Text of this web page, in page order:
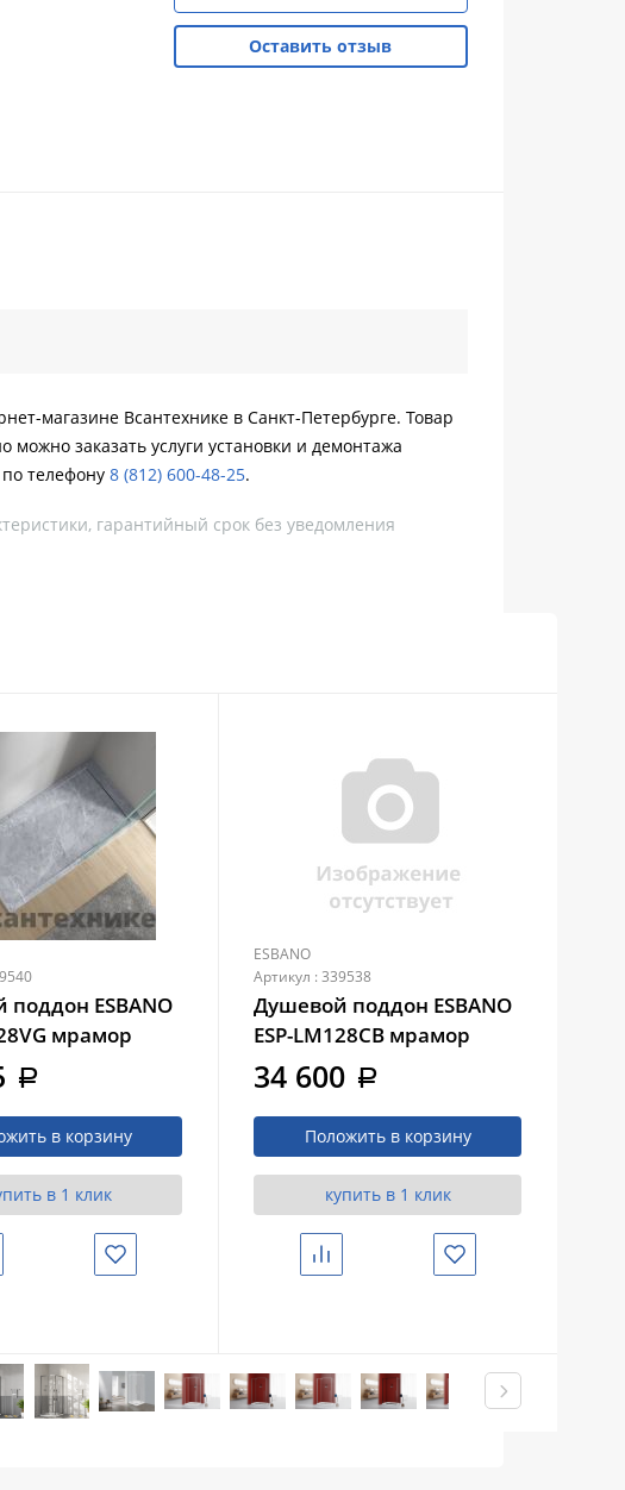
Оставить отзыв
магазине Всантехнике в Санкт-Петербурге. Товар
заказать услуги установки и демонтажа
телефону 8 (812) 600-48-25.
гарантийный срок без уведомления
ESBANO
мрамор
искусственного
a
в корзину
в 1 клик
Избранное
ESBANO
Артикул : 339538
Душевой поддон ESBANO
ESP-LM128CB мрамор
белый, из искусственного
камня
34 600 a
Положить в корзину
купить в 1 клик
Сравнить Избранное